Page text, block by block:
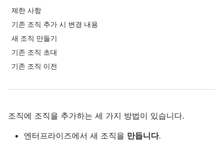
제한 사항
기존 조직 추가 시 변경 내용
새 조직 만들기
기존 조직 초대
기존 조직 이전
조직에 조직을 추가하는 세 가지 방법이 있습니다.
엔터프라이즈에서 새 조직을 만듭니다.